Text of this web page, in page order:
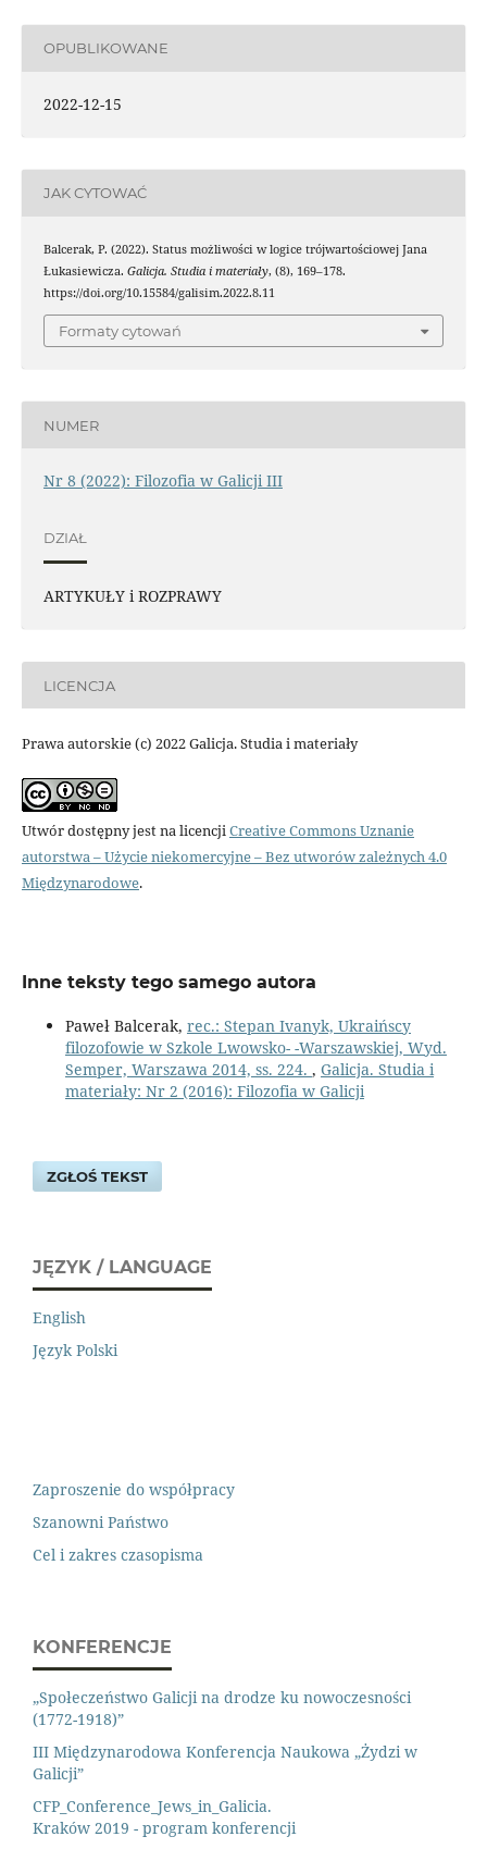
OPUBLIKOWANE
2022-12-15
JAK CYTOWAĆ
Balcerak, P. (2022). Status możliwości w logice trójwartościowej Jana
Łukasiewicza. Galicja. Studia i materiały, (8), 169–178.
https://doi.org/10.15584/galisim.2022.8.11
Formaty cytowań
NUMER
Nr 8 (2022): Filozofia w Galicji III
DZIAŁ
ARTYKUŁY i ROZPRAWY
LICENCJA
Prawa autorskie (c) 2022 Galicja. Studia i materiały
Utwór dostępny jest na licencjiCreative Commons Uznanie
autorstwa – Użycie niekomercyjne – Bez utworów zależnych 4.0
Międzynarodowe.
Inne teksty tego samego autora
Paweł Balcerak, rec.: Stepan Ivanyk, Ukraińscy
filozofowie w Szkole Lwowsko- -Warszawskiej, Wyd.
Semper, Warszawa 2014, ss. 224. , Galicja. Studia i
materiały: Nr 2 (2016): Filozofia w Galicji
ZGŁOŚ TEKST
JĘZYK / LANGUAGE
English
Język Polski
Zaproszenie do współpracy
Szanowni Państwo
Cel i zakres czasopisma
KONFERENCJE
„Społeczeństwo Galicji na drodze ku nowoczesności
(1772-1918)”
III Międzynarodowa Konferencja Naukowa „Żydzi w
Galicji”
CFP_Conference_Jews_in_Galicia.
Kraków 2019 - program konferencji